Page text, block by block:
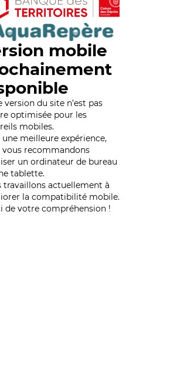
mobile
version du site n’est pas
optimisée pour les
mobiles.
une meilleure expérience,
vous recommandons
un ordinateur de bureau
tablette.
travaillons actuellement à
la compatibilité mobile.
de votre compréhension !